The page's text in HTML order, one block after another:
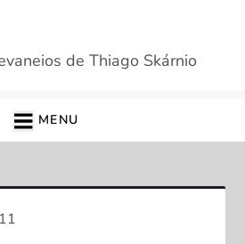
de Thiago Skárnio
MENU